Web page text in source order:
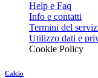
Help e Faq
Info e contatti
Termini del
Utilizzo dati e
Cookie Policy
Calcio